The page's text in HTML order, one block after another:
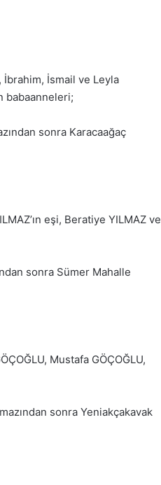
İbrahim, İsmail ve Leyla
babaanneleri;
sonra Karacaağaç
eşi, Beratiye YILMAZ ve
sonra Sümer Mahalle
Mustafa GÖÇOĞLU,
sonra Yeniakçakavak